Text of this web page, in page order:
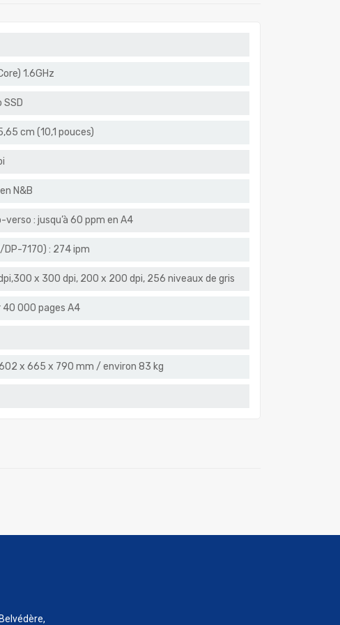
1.6GHz
SSD
cm (10,1 pouces)
N&B
: jusqu’à 60 ppm en A4
7170) : 274 ipm
x 300 dpi, 200 x 200 dpi, 256 niveaux de gris
40 000 pages A4
x 665 x 790 mm / environ 83 kg